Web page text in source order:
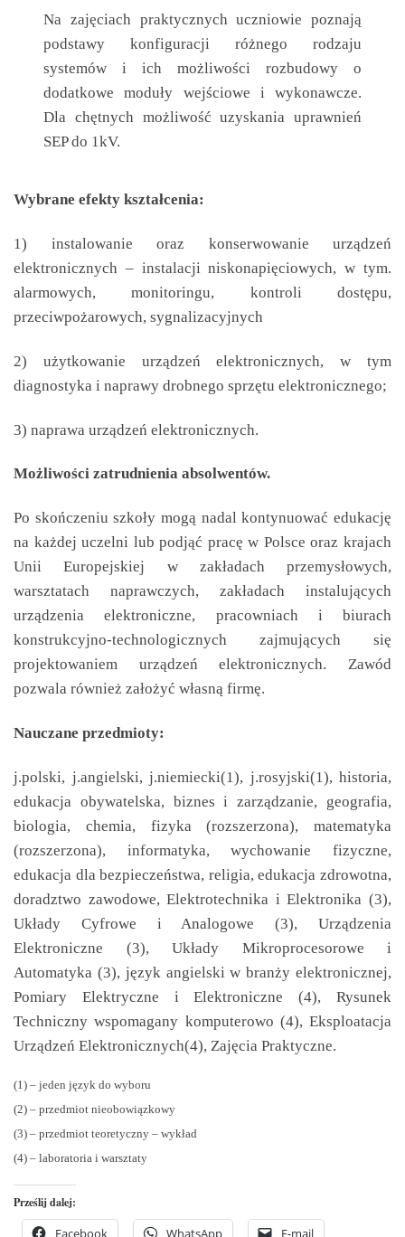
Na zajęciach praktycznych uczniowie poznają
podstawy konfiguracji różnego rodzaju
systemów i ich możliwości rozbudowy o
dodatkowe moduły wejściowe i wykonawcze.
Dla chętnych możliwość uzyskania uprawnień
SEP do 1kV.
Wybrane efekty kształcenia:
1) instalowanie oraz konserwowanie urządzeń
elektronicznych – instalacji niskonapięciowych, w tym.
alarmowych, monitoringu, kontroli dostępu,
przeciwpożarowych, sygnalizacyjnych
2) użytkowanie urządzeń elektronicznych, w tym
diagnostyka i naprawy drobnego sprzętu elektronicznego;
3) naprawa urządzeń elektronicznych.
Możliwości zatrudnienia absolwentów.
Po skończeniu szkoły mogą nadal kontynuować edukację
na każdej uczelni lub podjąć pracę w Polsce oraz krajach
Unii Europejskiej w zakładach przemysłowych,
warsztatach naprawczych, zakładach instalujących
urządzenia elektroniczne, pracowniach i biurach
konstrukcyjno-technologicznych zajmujących się
projektowaniem urządzeń elektronicznych. Zawód
pozwala również założyć własną firmę.
Nauczane przedmioty:
j.polski, j.angielski, j.niemiecki(1), j.rosyjski(1), historia,
edukacja obywatelska, biznes i zarządzanie, geografia,
biologia, chemia, fizyka (rozszerzona), matematyka
(rozszerzona), informatyka, wychowanie fizyczne,
edukacja dla bezpieczeństwa, religia, edukacja zdrowotna,
doradztwo zawodowe, Elektrotechnika i Elektronika (3),
Układy Cyfrowe i Analogowe (3), Urządzenia
Elektroniczne (3), Układy Mikroprocesorowe i
Automatyka (3), język angielski w branży elektronicznej,
Pomiary Elektryczne i Elektroniczne (4), Rysunek
Techniczny wspomagany komputerowo (4), Eksploatacja
Urządzeń Elektronicznych(4), Zajęcia Praktyczne.
(1) – jeden język do wyboru
(2) – przedmiot nieobowiązkowy
(3) – przedmiot teoretyczny – wykład
(4) – laboratoria i warsztaty
Prześlij dalej:
Facebook WhatsApp E-mail